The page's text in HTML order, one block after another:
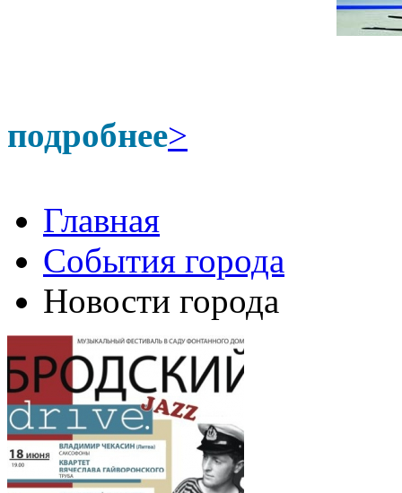
подробнее>
Главная
События города
Новости города